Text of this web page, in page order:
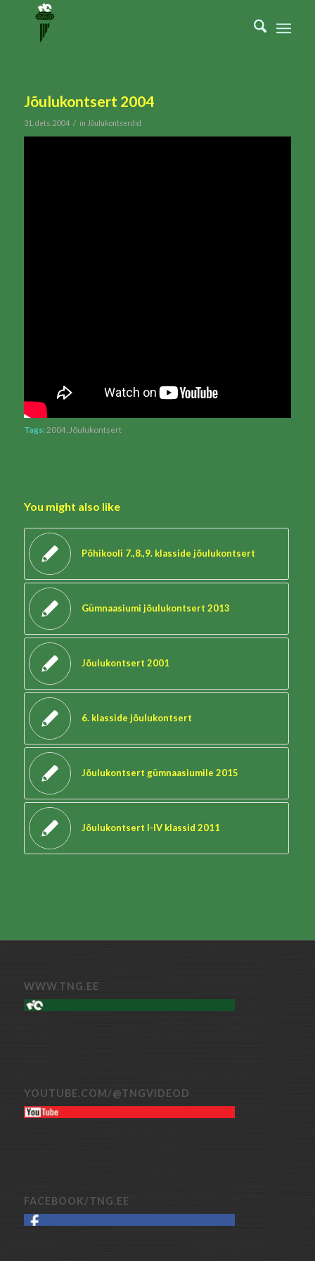
Jõulukontsert 2004
31. dets. 2004 / in Jõulukontserdid
Tags: 2004 Jõulukontsert
You might also like
Põhikooli 7.,8.,9. klasside jõulukontsert
Gümnaasiumi jõulukontsert 2013
Jõulukontsert 2001
6. klasside jõulukontsert
Jõulukontsert gümnaasiumile 2015
Jõulukontsert I-IV klassid 2011
WWW.TNG.EE
YOUTUBE.COM/@TNGVIDEOD
FACEBOOK/TNG.EE